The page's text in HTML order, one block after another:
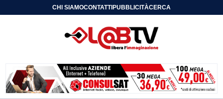
CHI SIAMOCONTATTIPUBBLICITÀCERCA